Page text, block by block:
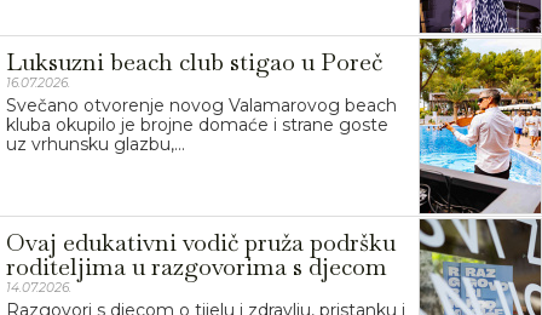
Luksuzni beach club stigao u Poreč
16.07.2026.
Svečano otvorenje novog Valamarovog beach
kluba okupilo je brojne domaće i strane goste
uz vrhunsku glazbu,...
Ovaj edukativni vodič pruža podršku
roditeljima u razgovorima s djecom
14.07.2026.
Razgovori s djecom o tijelu i zdravlju, pristanku i